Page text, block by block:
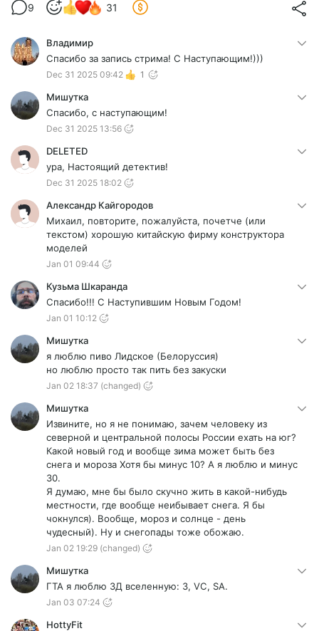
9 31
Владимир
Спасибо за запись стрима! С Наступающим!)))
Dec 31 2025 09:42 1
Мишутка
Спасибо, с наступающим!
Dec 31 2025 13:56
DELETED
ура, Настоящий детектив!
Dec 31 2025 18:02
Александр Кайгородов
Михаил, повторите, пожалуйста, почетче (или
текстом) хорошую китайскую фирму конструктора
моделей
Jan 01 09:44
Кузьма Шкаранда
Спасибо!!! С Наступившим Новым Годом!
Jan 01 10:12
Мишутка
я люблю пиво Лидское (Белоруссия)
но люблю просто так пить без закуски
Jan 02 18:37 (changed)
Мишутка
Извините, но я не понимаю, зачем человеку из
северной и центральной полосы России ехать на юг?
Какой новый год и вообще зима может быть без
снега и мороза Хотя бы минус 10? А я люблю и минус
30.
Я думаю, мне бы было скучно жить в какой-нибудь
местности, где вообще неибывает снега. Я бы
чокнулся). Вообще, мороз и солнце - день
чудесный). Ну и снегопады тоже обожаю.
Jan 02 19:29 (changed)
Мишутка
ГТА я люблю 3Д вселенную: 3, VC, SA.
Jan 03 07:24
HottyFit